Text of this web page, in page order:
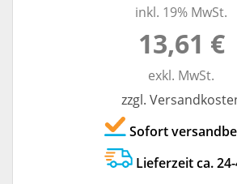
inkl. 19% MwSt.
13,61 €
exkl. MwSt.
zzgl.
Sofort
Lieferzeit ca.